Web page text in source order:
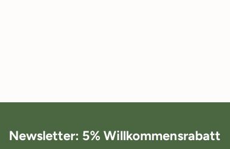
Newsletter: 5% Willkommensrabatt